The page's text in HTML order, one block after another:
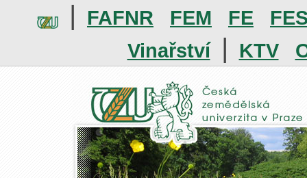
| FAFNR FEM FE
Vinařství | KTV